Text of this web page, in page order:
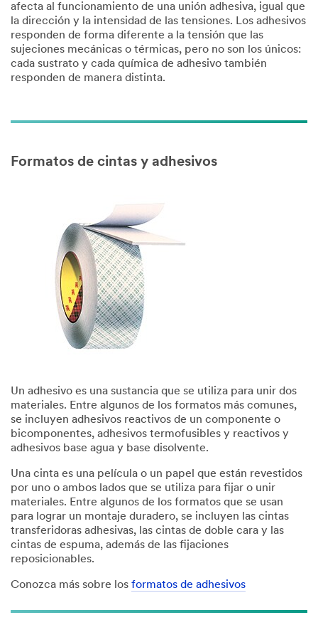
afecta al funcionamiento de una unión adhesiva, igual que
la dirección y la intensidad de las tensiones. Los adhesivos
responden de forma diferente a la tensión que las
sujeciones mecánicas o térmicas, pero no son los únicos:
cada sustrato y cada química de adhesivo también
responden de manera distinta.
Formatos de cintas y adhesivos
Un adhesivo es una sustancia que se utiliza para unir dos
materiales. Entre algunos de los formatos más comunes,
se incluyen adhesivos reactivos de un componente o
bicomponentes, adhesivos termofusibles y reactivos y
adhesivos base agua y base disolvente.
Una cinta es una película o un papel que están revestidos
por uno o ambos lados que se utiliza para fijar o unir
materiales. Entre algunos de los formatos que se usan
para lograr un montaje duradero, se incluyen las cintas
transferidoras adhesivas, las cintas de doble cara y las
cintas de espuma, además de las fijaciones
reposicionables.
Conozca más sobre los formatos de adhesivos